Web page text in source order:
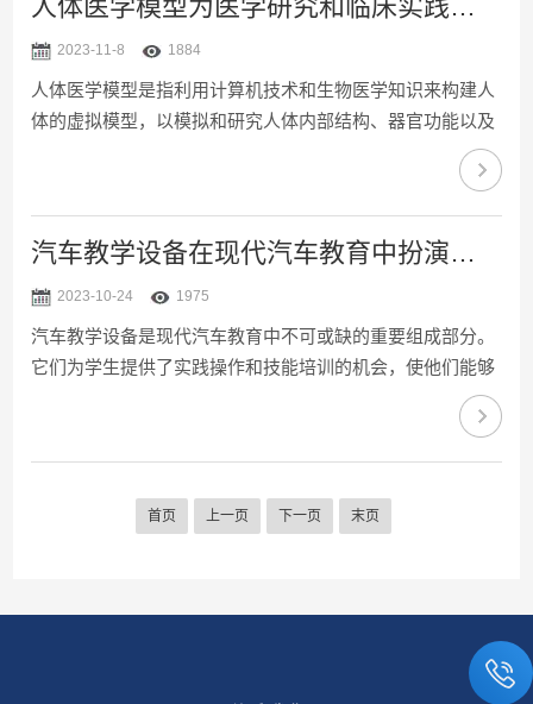
用。学生通过光伏发电实验装置可以直观地观察到光伏电池
在太阳光照射下产生电能的过程，加深对光伏发电原理和工
作机制的理解。通...
人体医学模型为医学研究和临床实践提供了重要的支持
2023-11-8 1884
人体医学模型是指利用计算机技术和生物医学知识来构建人
体的虚拟模型，以模拟和研究人体内部结构、器官功能以及
疾病发展等方面的科学工具。这种模型被广泛应用于医学研
究、临床诊断、药物开发和手术规划等领域，为医学科学的
进步提供了重要的支持。人体医学模型的构建基于多学科的
合作，包括生物医学工程师、计算机科学家、医师和生物学
参数以及病例资料进行收集和整理，建立起一个全面而准确
的人体数据库。然后，利用计算机图形学、数值计算和仿真
技术，将这些...
汽车教学设备在现代汽车教育中扮演着不可或缺的角色
2023-10-24 1975
汽车教学设备是现代汽车教育中不可或缺的重要组成部分。
它们为学生提供了实践操作和技能培训的机会，使他们能够
熟练掌握汽车维修和驾驶的知识。随着汽车技术的不断发展
和汽车数量的快速增长，对于熟练的汽车维修和驾驶人员的
需求也越来越大。在这个背景下，汽车教学设备扮演着至关
拟器是最常见的汽车教学设备之一。它们是基于计算机技术
等。这种模拟训...
首页 上一页 下一页 末页